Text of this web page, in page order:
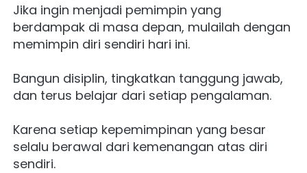
Jika ingin menjadi pemimpin yang
berdampak di masa depan, mulailah dengan
memimpin diri sendiri hari ini.
Bangun disiplin, tingkatkan tanggung jawab,
dan terus belajar dari setiap pengalaman.
Karena setiap kepemimpinan yang besar
selalu berawal dari kemenangan atas diri
sendiri.